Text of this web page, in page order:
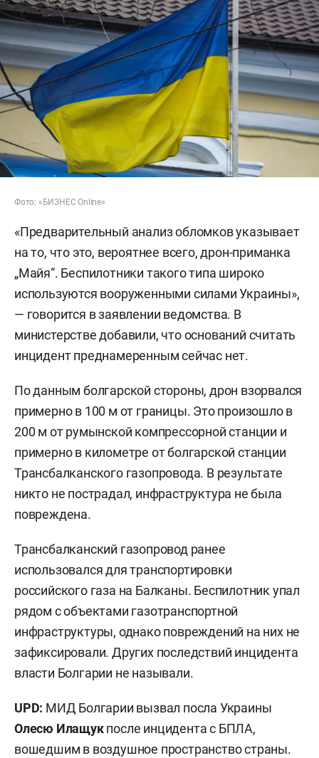
Фото: «БИЗНЕС Online»
«Предварительный анализ обломков указывает
на то, что это, вероятнее всего, дрон-приманка
„Майя“. Беспилотники такого типа широко
используются вооруженными силами Украины»,
— говорится в заявлении ведомства. В
министерстве добавили, что оснований считать
инцидент преднамеренным сейчас нет.
По данным болгарской стороны, дрон взорвался
примерно в 100 м от границы. Это произошло в
200 м от румынской компрессорной станции и
примерно в километре от болгарской станции
Трансбалканского газопровода. В результате
никто не пострадал, инфраструктура не была
повреждена.
Трансбалканский газопровод ранее
использовался для транспортировки
российского газа на Балканы. Беспилотник упал
рядом с объектами газотранспортной
инфраструктуры, однако повреждений на них не
зафиксировали. Других последствий инцидента
власти Болгарии не называли.
UPD: МИД Болгарии вызвал посла Украины
Олесю Илащукпосле инцидента с БПЛА,
вошедшим в воздушное пространство страны.